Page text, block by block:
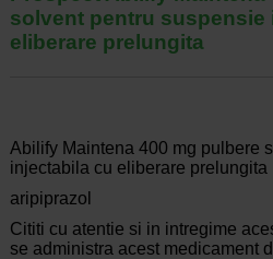
solvent pentru suspensie
eliberare prelungita
Abilify Maintena 400 mg pulbere
injectabila cu eliberare prelungita
aripiprazol
Cititi cu atentie si in intregime
se administra acest medicament